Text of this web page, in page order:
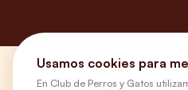
Usamos cookies para
En Club de Perros y Gatos